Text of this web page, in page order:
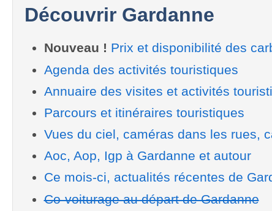
Découvrir Gardanne
Nouveau ! Prix et disponibilité des
Agenda des activités touristiques
Annuaire des visites et activités
Parcours et itinéraires touristiques
Vues du ciel, caméras dans les rues,
Aoc, Aop, Igp à Gardanne et autour
Ce mois-ci, actualités récentes de
Co-voiturage au départ de Gardanne